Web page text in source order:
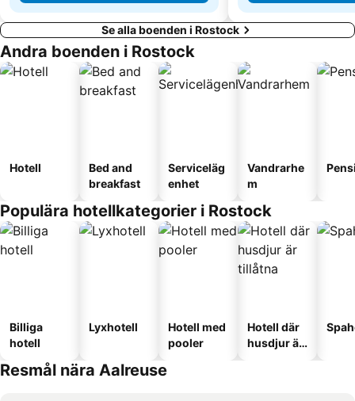
Se alla boenden i Rostock
Andra boenden i Rostock
Hotell
Bed and
breakfast
Serviceläg
enhet
Vandrarhe
m
Populära hotellkategorier i Rostock
Billiga
hotell
Lyxhotell
Hotell med
pooler
Hotell där
husdjur är
Resmål nära Aalreuse